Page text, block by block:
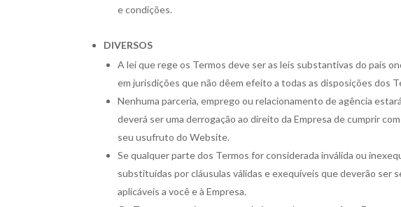
e condições.
DIVERSOS
A lei que rege os Termos deve ser as leis substantivas do país
em jurisdições que não dêem efeito a todas as disposições dos
Nenhuma parceria, emprego ou relacionamento de agência
deverá ser uma derrogação ao direito da Empresa de cumprir
seu usufruto do Website.
Se qualquer parte dos Termos for considerada inválida ou
substituídas por cláusulas válidas e exequíveis que deverão
aplicáveis a você e à Empresa.